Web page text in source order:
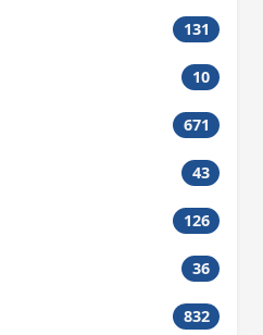
131
10
671
43
126
36
832